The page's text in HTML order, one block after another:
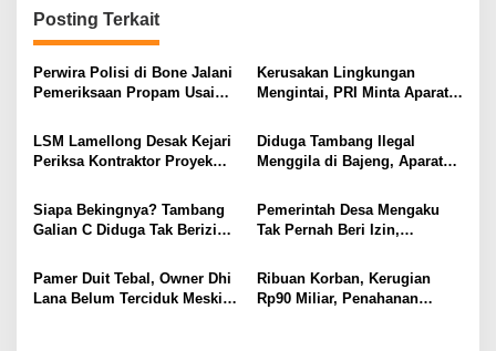
g
a
s
p
o
s
Posting Terkait
Perwira Polisi di Bone Jalani
Pemeriksaan Propam Usai
Balita
Kerusakan Lingkungan
Mengintai, PRI Minta Aparat
Gowa
LSM Lamellong Desak Kejari
Periksa Kontraktor Proyek
Diduga Tambang Ilegal
Menggila di Bajeng, Aparat
Siapa Bekingnya? Tambang
Galian C Diduga Tak Berizin
Pemerintah Desa Mengaku
Tak Pernah Beri Izin,
Jadi Sorotan
Pamer Duit Tebal, Owner Dhi
Lana Belum Terciduk Meski
Ribuan Korban, Kerugian
Rp90 Miliar, Penahanan